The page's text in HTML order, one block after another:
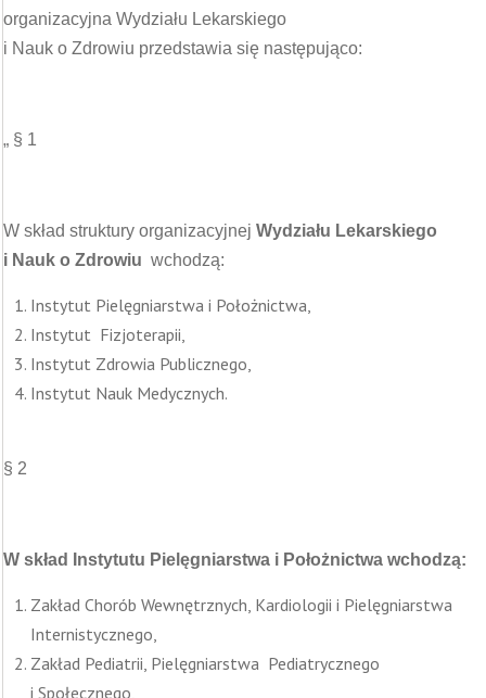
organizacyjna Wydziału Lekarskiego
i Nauk o Zdrowiu przedstawia się następująco:
„ § 1
W skład struktury organizacyjnej Wydziału Lekarskiego
i Nauk o Zdrowiu wchodzą:
Instytut Pielęgniarstwa i Położnictwa,
Instytut Fizjoterapii,
Instytut Zdrowia Publicznego,
Instytut Nauk Medycznych.
§ 2
W skład Instytutu Pielęgniarstwa i Położnictwa wchodzą:
Zakład Chorób Wewnętrznych, Kardiologii i Pielęgniarstwa
Internistycznego,
Zakład Pediatrii, Pielęgniarstwa Pediatrycznego
i Społecznego,